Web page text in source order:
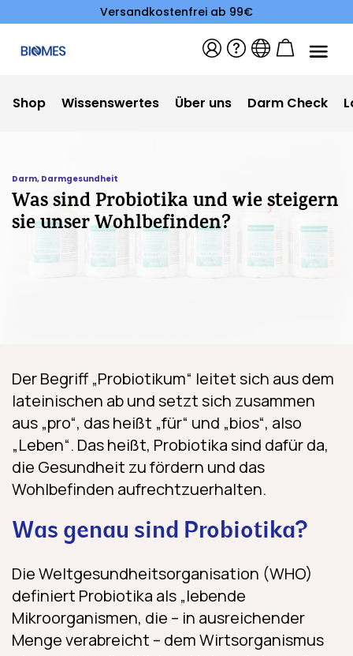
Versandkostenfrei ab 99€
Shop Wissenswertes Über uns Darm Check
Darm, Darmgesundheit
Was sind Probiotika und wie steigern
sie unser Wohlbefinden?
Der Begriff „Probiotikum“ leitet sich aus dem
lateinischen ab und setzt sich zusammen
aus „pro“, das heißt „für“ und „bios“, also
„Leben“. Das heißt, Probiotika sind dafür da,
die Gesundheit zu fördern und das
Wohlbefinden aufrechtzuerhalten.
Was genau sind Probiotika?
Die Weltgesundheitsorganisation (WHO)
definiert Probiotika als „lebende
Mikroorganismen, die – in ausreichender
Menge verabreicht – dem Wirtsorganismus